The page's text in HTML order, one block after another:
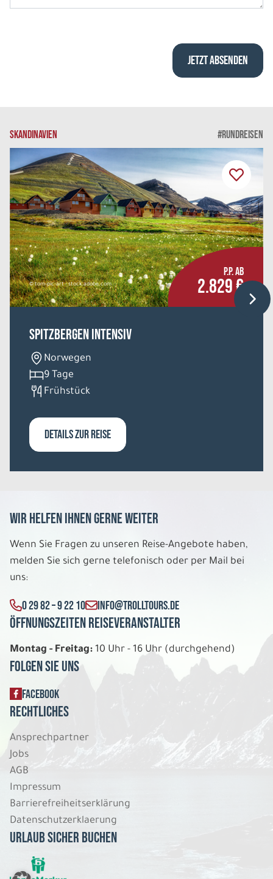
SKANDINAVIEN #RUNDREISEN
© tom-pic-art - stock.adobe.com
P.P. AB
2.829 €
Spitzbergen intensiv
Norwegen
9 Tage
Frühstück
DETAILS ZUR REISE
Wir helfen Ihnen gerne weiter
Wenn Sie Fragen zu unseren Reise-Angebote haben,
melden Sie sich gerne telefonisch oder per Mail bei
uns:
0 29 82 – 9 22 10 INFO@TROLLTOURS.DE
Öffnungszeiten Reiseveranstalter
Montag - Freitag: 10 Uhr - 16 Uhr (durchgehend)
Folgen Sie uns
FACEBOOK
Rechtliches
Ansprechpartner
Jobs
AGB
Impressum
Barrierefreiheitserklärung
Datenschutzerklaerung
Urlaub sicher buchen